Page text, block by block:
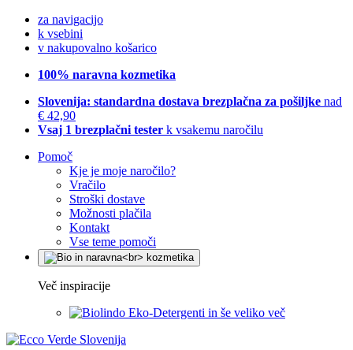
za navigacijo
k vsebini
v nakupovalno košarico
100% naravna kozmetika
Slovenija: standardna dostava brezplačna za pošiljke nad
€ 42,90
Vsaj 1 brezplačni tester k vsakemu naročilu
Pomoč
Kje je moje naročilo?
Vračilo
Stroški dostave
Možnosti plačila
Kontakt
Vse teme pomoči
Več inspiracije
Eko-Detergenti in še veliko več